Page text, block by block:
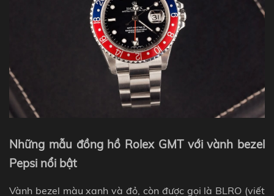
Những mẫu đồng hồ Rolex GMT với vành bezel
Pepsi nổi bật
Vành bezel màu xanh và đỏ, còn được gọi là BLRO (viết